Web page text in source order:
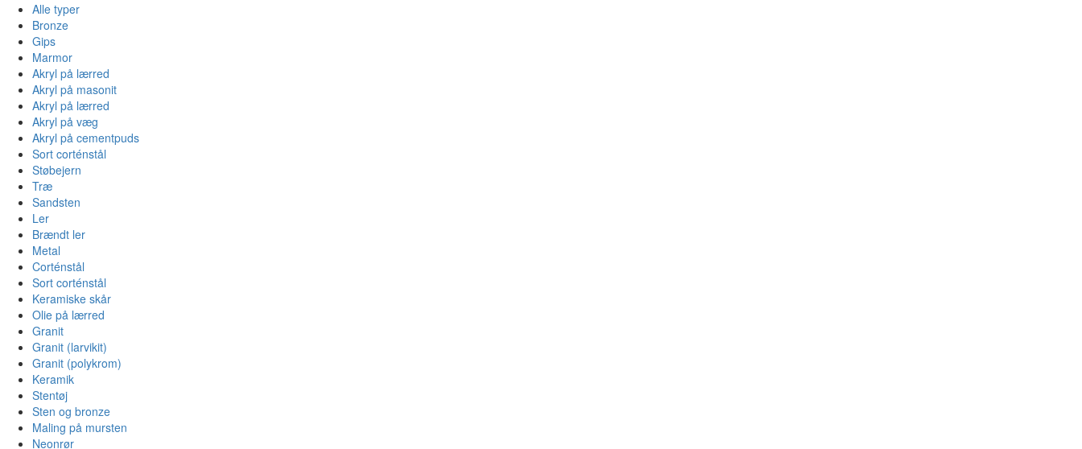
Alle typer
Bronze
Gips
Marmor
Akryl på lærred
Akryl på masonit
Akryl på lærred
Akryl på væg
Akryl på cementpuds
Sort corténstål
Støbejern
Træ
Sandsten
Ler
Brændt ler
Metal
Corténstål
Sort corténstål
Keramiske skår
Olie på lærred
Granit
Granit (larvikit)
Granit (polykrom)
Keramik
Stentøj
Sten og bronze
Maling på mursten
Neonrør